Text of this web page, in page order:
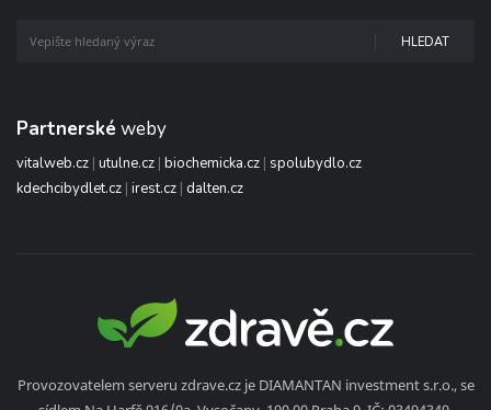
HLEDAT
Partnerské weby
vitalweb.cz | utulne.cz | biochemicka.cz | spolubydlo.cz
kdechcibydlet.cz | irest.cz | dalten.cz
Provozovatelem serveru zdrave.cz je DIAMANTAN investment s.r.o., se